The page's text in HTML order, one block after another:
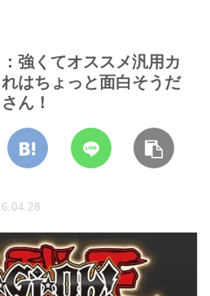
：強くてオススメ汎用カ
はちょっと面白そうだ
ん！